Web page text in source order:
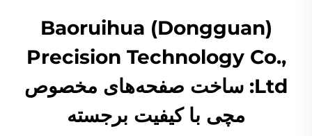
Baoruihua (Dongguan)
Precision Technology Co.,
Ltd: ساخت صفحه‌های مخصوص
مچی با کیفیت برجسته